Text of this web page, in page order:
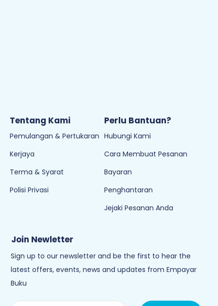
Tentang Kami
Pemulangan & Pertukaran
Kerjaya
Terma & Syarat
Polisi Privasi
Perlu Bantuan?
Hubungi Kami
Cara Membuat Pesanan
Bayaran
Penghantaran
Jejaki Pesanan Anda
Join Newletter
Sign up to our newsletter and be the first to hear the
latest offers, events, news and updates from Empayar
Buku